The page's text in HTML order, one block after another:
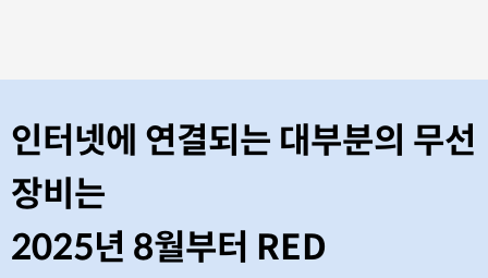
인터넷에 연결되는 대부분의 무선
장비는
2025년 8월부터 RED